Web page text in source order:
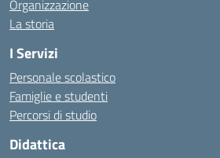
Organizzazione
La storia
I Servizi
Personale scolastico
Famiglie e studenti
Percorsi di studio
Didattica